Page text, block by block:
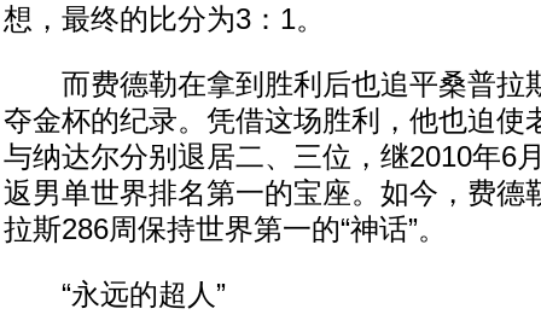
想，最终的比分为3：1。
而费德勒在拿到胜利后也追平桑普拉
夺金杯的纪录。凭借这场胜利，他也迫使
与纳达尔分别退居二、三位，继2010年6
返男单世界排名第一的宝座。如今，费德
拉斯286周保持世界第一的“神话”。
“永远的超人”